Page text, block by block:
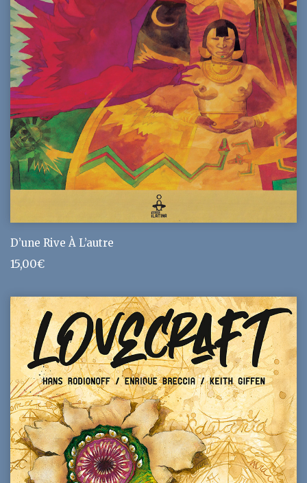
D’une Rive À L’autre
15,00€